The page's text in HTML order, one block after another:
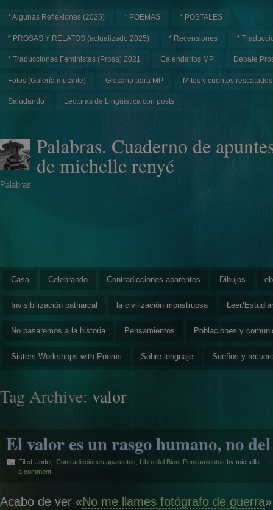
* Algunas Reflexiones (2025) * POEMAS * POSTALES
* PROSAS Y RELATOS (actualizado 2025) * Recensiones *
* Traducciones Feministas (Prosa) 2021 Calendarios MP Debate
Fotos (Galería mutante) Glosario para MP Mitos y cuentos rescatados
Saludando Lecturas de Lingüística con posts
Palabras. Cuaderno de
de michelle renyé
Palabras
Casa Celebrando Contradicciones aparentes Dibujos
Invisibilización patriarcal la civilización monstruosa Leer/Estudiar
No pasaremos a la historia Pensamientos Poblaciones y
Sisters Workshops with Poems Sobre lenguaje Sueños y
Tag Archive: valor
El valor es un rasgo humano, no
Filed Under: Contradicciones aparentes Libro del Bien Pensamientos by michelle —
a comment
Acabo de ver «No me llames fotógrafo de guerra